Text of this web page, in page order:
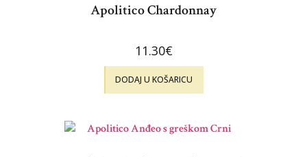
Apolitico Chardonnay
11.30€
DODAJ U KOŠARICU